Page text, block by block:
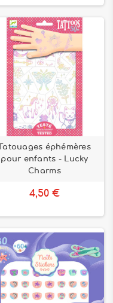
Tatouages éphémères
pour enfants - Lucky
Charms
4,50 €